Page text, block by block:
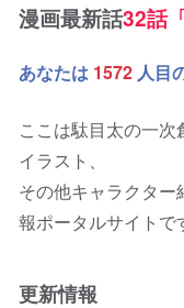
漫画最新話32話
あなたは 1572人目
ここは駄目太の一次
イラスト、
その他キャラクタ
報ポータルサイトで
更新情報